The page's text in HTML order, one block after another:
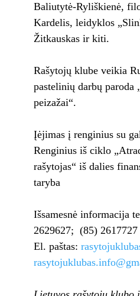
Baliutytė-Ryliškienė,
Kardelis, leidyklos
Žitkauskas ir kiti.
Rašytojų klube veikia
pastelinių darbų
peizažai“.
Įėjimas į renginius su
Renginius iš ciklo
rašytojas“ iš dalies
taryba
Išsamesnė informacija
2629627; (85) 2617727
El. paštas: